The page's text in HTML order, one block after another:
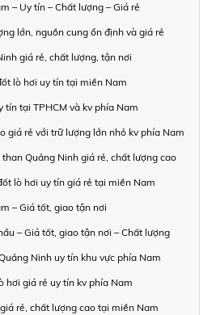
– Uy tín – Chất lượng – Giá rẻ
lớn, nguồn cung ổn định và giá rẻ
giá rẻ, chất lượng, tận nơi
lò hơi uy tín tại miền Nam
tại TPHCM và kv phía Nam
giá rẻ với trữ lượng lớn nhỏ kv phía Nam
Quảng Ninh giá rẻ, chất lượng cao
lò hơi uy tín giá rẻ tại miền Nam
– Giá tốt, giao tận nơi
– Giá tốt, giao tận nơi – Chất lượng
Ninh uy tín khu vực phía Nam
hơi giá rẻ uy tín kv phía Nam
rẻ, chất lượng cao tại miền Nam